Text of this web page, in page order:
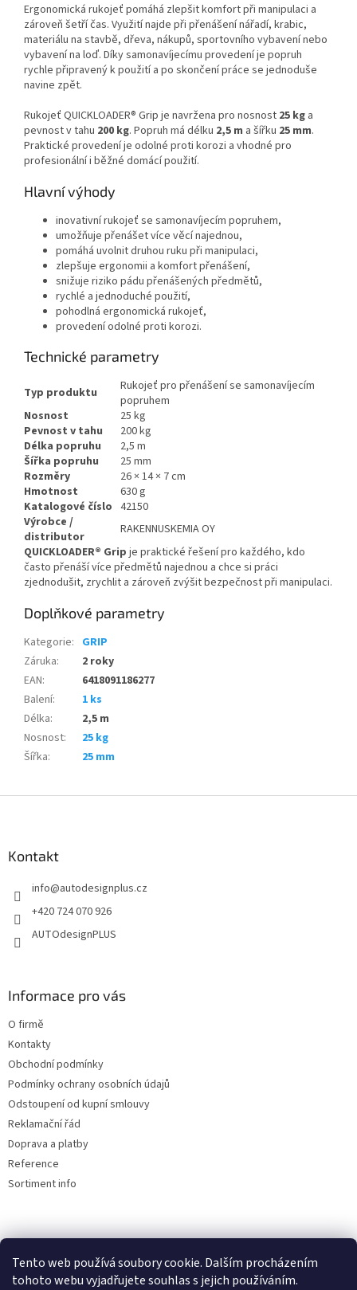
Tento web používá soubory cookie. Dalším procházením
tohoto webu vyjadřujete souhlas s jejich používáním.
🏖️ DOVOLENÁ 6.8.2026 —
Ergonomická rukojeť pomáhá zlepšit komfort při manipulaci a
zároveň šetří čas. Využití najde při přenášení nářadí, krabic,
materiálu na stavbě, dřeva, nákupů, sportovního vybavení nebo
vybavení na loď. Díky samonavíjecímu provedení je popruh
rychle připravený k použití a po skončení práce se jednoduše
navine zpět.
Rukojeť QUICKLOADER® Grip je navržena pro nosnost 25 kg a
pevnost v tahu 200 kg. Popruh má délku 2,5 m a šířku 25 mm.
Praktické provedení je odolné proti korozi a vhodné pro
profesionální i běžné domácí použití.
Hlavní výhody
inovativní rukojeť se samonavíjecím popruhem,
umožňuje přenášet více věcí najednou,
pomáhá uvolnit druhou ruku při manipulaci,
zlepšuje ergonomii a komfort přenášení,
snižuje riziko pádu přenášených předmětů,
rychlé a jednoduché použití,
pohodlná ergonomická rukojeť,
provedení odolné proti korozi.
Technické parametry
Typ produktu
Rukojeť pro přenášení se samonavíjecím
popruhem
Nosnost
25 kg
Pevnost v tahu
200 kg
Délka popruhu
2,5 m
Šířka popruhu
25 mm
Rozměry
26 × 14 × 7 cm
Hmotnost
630 g
Katalogové číslo 42150
Výrobce /
distributor
RAKENNUSKEMIA OY
QUICKLOADER® Grip je praktické řešení pro každého, kdo
často přenáší více předmětů najednou a chce si práci
zjednodušit, zrychlit a zároveň zvýšit bezpečnost při manipulaci.
Doplňkové parametry
Kategorie: GRIP
Záruka:
2 roky
EAN:
6418091186277
Balení:
1 ks
Délka:
2,5 m
Nosnost:
25 kg
Šířka: 25 mm
Kontakt
info@autodesignplus.cz
+420 724 070 926
AUTOdesignPLUS
Informace pro vás
O firmě
Kontakty
Obchodní podmínky
Podmínky ochrany osobních údajů
Odstoupení od kupní smlouvy
Reklamační řád
Doprava a platby
Reference
Sortiment info